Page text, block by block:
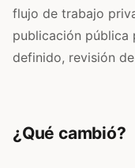
flujo de trabajo
publicación pública
definido, revisión
¿Qué cambió?